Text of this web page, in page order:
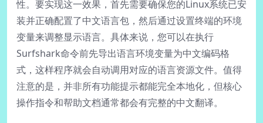
性。要实现这一效果，首先需要确保您的Linux系统已安
装并正确配置了中文语言包，然后通过设置终端的环境
变量来调整显示语言。具体来说，您可以在执行
Surfshark命令前先导出语言环境变量为中文编码格
式，这样程序就会自动调用对应的语言资源文件。值得
注意的是，并非所有功能提示都能完全本地化，但核心
操作指令和帮助文档通常都会有完整的中文翻译。